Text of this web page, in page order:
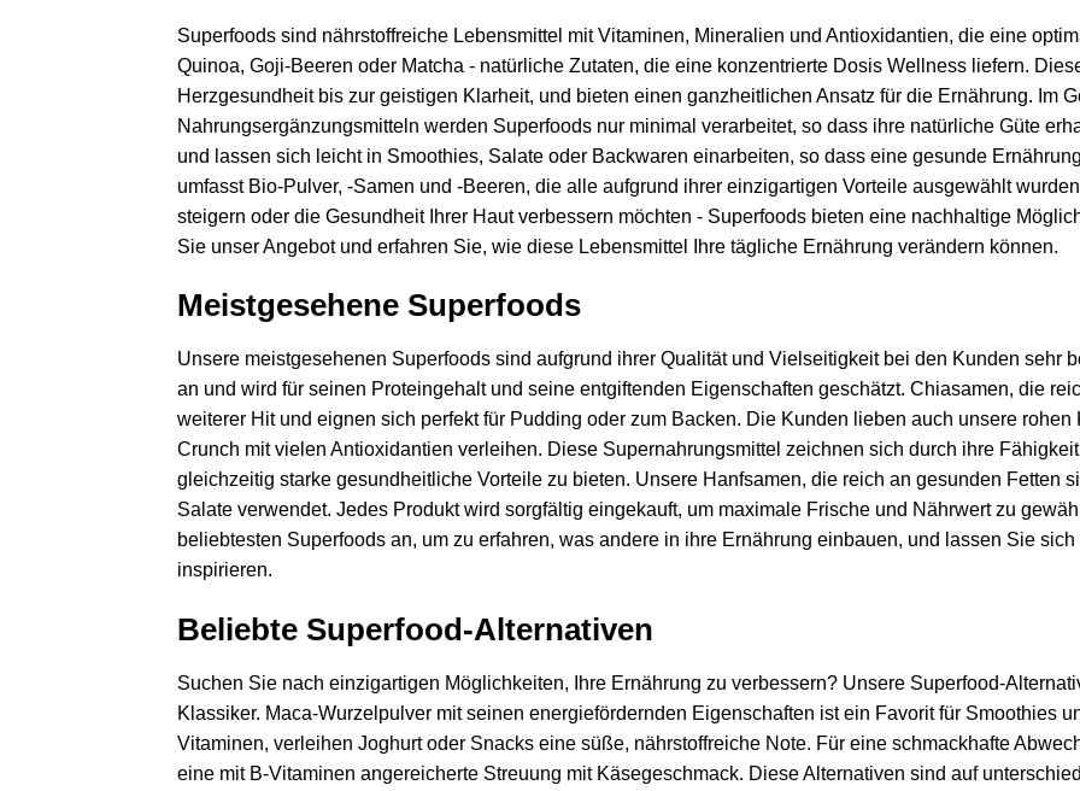
Superfoods sind nährstoffreiche Lebensmittel mit Vitaminen, Mineralien und Antioxidantien, die eine
Quinoa, Goji-Beeren oder Matcha - natürliche Zutaten, die eine konzentrierte Dosis Wellness liefern.
Herzgesundheit bis zur geistigen Klarheit, und bieten einen ganzheitlichen Ansatz für die Ernährung. Im
Nahrungsergänzungsmitteln werden Superfoods nur minimal verarbeitet, so dass ihre natürliche Güte
und lassen sich leicht in Smoothies, Salate oder Backwaren einarbeiten, so dass eine gesunde
umfasst Bio-Pulver, -Samen und -Beeren, die alle aufgrund ihrer einzigartigen Vorteile ausgewählt
steigern oder die Gesundheit Ihrer Haut verbessern möchten - Superfoods bieten eine nachhaltige
Sie unser Angebot und erfahren Sie, wie diese Lebensmittel Ihre tägliche Ernährung verändern können.
Meistgesehene Superfoods
Unsere meistgesehenen Superfoods sind aufgrund ihrer Qualität und Vielseitigkeit bei den Kunden sehr
an und wird für seinen Proteingehalt und seine entgiftenden Eigenschaften geschätzt. Chiasamen, die
weiterer Hit und eignen sich perfekt für Pudding oder zum Backen. Die Kunden lieben auch unsere
Crunch mit vielen Antioxidantien verleihen. Diese Supernahrungsmittel zeichnen sich durch ihre
gleichzeitig starke gesundheitliche Vorteile zu bieten. Unsere Hanfsamen, die reich an gesunden Fetten
Salate verwendet. Jedes Produkt wird sorgfältig eingekauft, um maximale Frische und Nährwert zu
beliebtesten Superfoods an, um zu erfahren, was andere in ihre Ernährung einbauen, und lassen Sie
inspirieren.
Beliebte Superfood-Alternativen
Suchen Sie nach einzigartigen Möglichkeiten, Ihre Ernährung zu verbessern? Unsere Superfood-
Klassiker. Maca-Wurzelpulver mit seinen energiefördernden Eigenschaften ist ein Favorit für Smoothies
Vitaminen, verleihen Joghurt oder Snacks eine süße, nährstoffreiche Note. Für eine schmackhafte
eine mit B-Vitaminen angereicherte Streuung mit Käsegeschmack. Diese Alternativen sind auf